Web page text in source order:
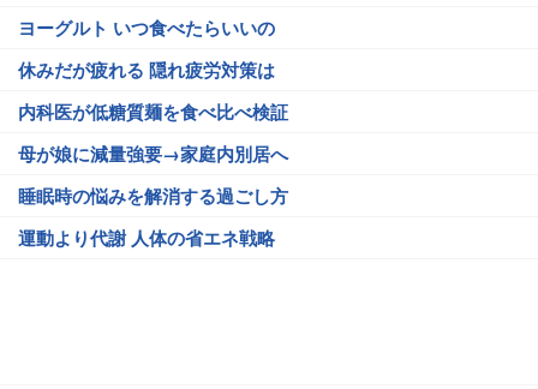
ヨーグルト いつ食べたらいいの
休みだが疲れる 隠れ疲労対策は
内科医が低糖質麺を食べ比べ検証
母が娘に減量強要→家庭内別居へ
睡眠時の悩みを解消する過ごし方
運動より代謝 人体の省エネ戦略